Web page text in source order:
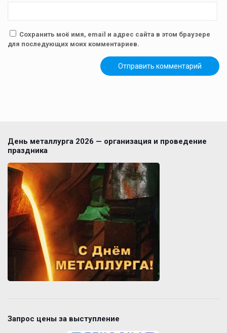
Сохранить моё имя, email и адрес сайта в этом браузере
для последующих моих комментариев.
День металлурга 2026 — организация и проведение
праздника
Запрос цены за выступление